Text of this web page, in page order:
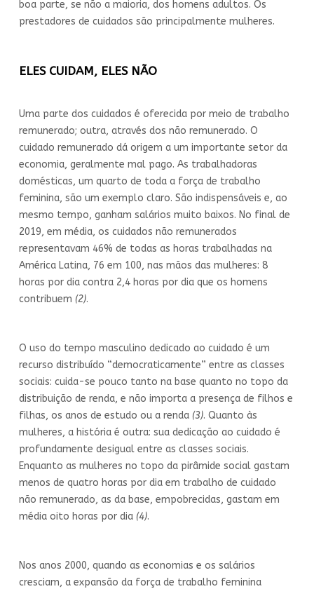
boa parte, se não a maioria, dos homens adultos. Os
prestadores de cuidados são principalmente mulheres.
ELES CUIDAM, ELES NÃO
Uma parte dos cuidados é oferecida por meio de trabalho
remunerado; outra, através dos não remunerado. O
cuidado remunerado dá origem a um importante setor da
economia, geralmente mal pago. As trabalhadoras
domésticas, um quarto de toda a força de trabalho
feminina, são um exemplo claro. São indispensáveis e, ao
mesmo tempo, ganham salários muito baixos. No final de
2019, em média, os cuidados não remunerados
representavam 46% de todas as horas trabalhadas na
América Latina, 76 em 100, nas mãos das mulheres: 8
horas por dia contra 2,4 horas por dia que os homens
contribuem (2).
O uso do tempo masculino dedicado ao cuidado é um
recurso distribuído “democraticamente” entre as classes
sociais: cuida-se pouco tanto na base quanto no topo da
distribuição de renda, e não importa a presença de filhos e
filhas, os anos de estudo ou a renda (3). Quanto às
mulheres, a história é outra: sua dedicação ao cuidado é
profundamente desigual entre as classes sociais.
Enquanto as mulheres no topo da pirâmide social gastam
menos de quatro horas por dia em trabalho de cuidado
não remunerado, as da base, empobrecidas, gastam em
média oito horas por dia (4).
Nos anos 2000, quando as economias e os salários
cresciam, a expansão da força de trabalho feminina